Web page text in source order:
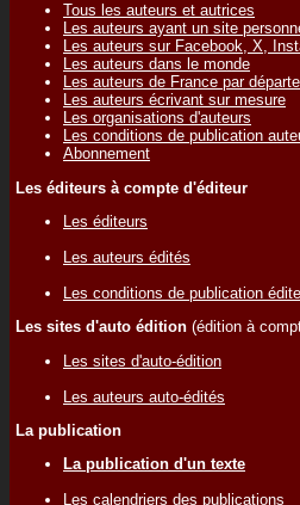
Tous les auteurs et autrices
Les auteurs ayant un site
Les auteurs sur Facebook, X,
Les auteurs dans le monde
Les auteurs de France par
Les auteurs écrivant sur mesure
Les organisations d'auteurs
Les conditions de publication
Abonnement
Les éditeurs à compte d'éditeur
Les éditeurs
Les auteurs édités
Les conditions de publication
Les sites d'auto édition (édition à
Les sites d'auto-édition
Les auteurs auto-édités
La publication
La publication d'un texte
Les calendriers des publications